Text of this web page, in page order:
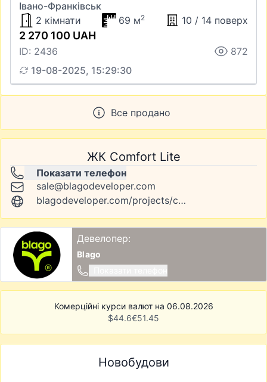
Івано-Франківськ
2 кімнати
69 м2 10 / 14 поверх
2 270 100 UAH
ID: 2436
872
19-08-2025, 15:29:30
Все продано
ЖК Comfort Lite
Показати телефон
sale@blagodeveloper.com
blagodeveloper.com/projects/comfort-lite
Девелопер:
Blago
Комерційні курси валют на 06.08.2026
$44.6€51.45
Новобудови